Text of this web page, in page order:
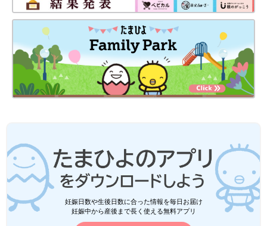
妊娠日数や生後日数に合った情報を毎日お届け
妊娠中から産後まで長く使える無料アプリ